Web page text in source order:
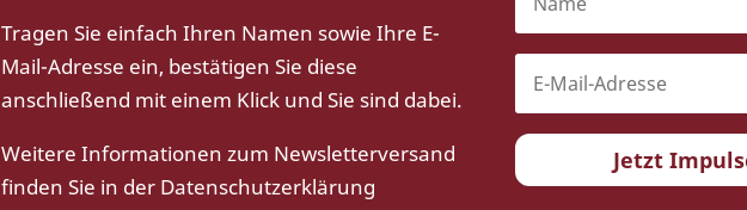
Tragen Sie einfach Ihren Namen sowie Ihre E-
Mail-Adresse ein, bestätigen Sie diese
anschließend mit einem Klick und Sie sind dabei.
Weitere Informationen zum Newsletterversand
finden Sie in der Datenschutzerklärung
Jetzt